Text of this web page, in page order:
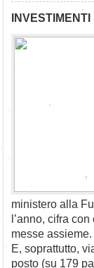
ministero alla
l’anno, cifra
messe assieme.
E, soprattutto,
posto (su 179